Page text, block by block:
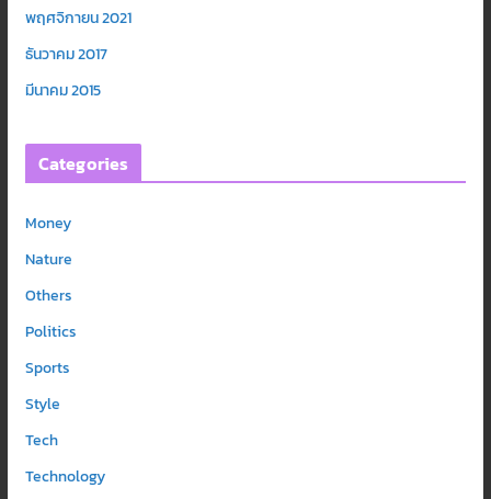
พฤศจิกายน 2021
ธันวาคม 2017
มีนาคม 2015
Categories
Money
Nature
Others
Politics
Sports
Style
Tech
Technology